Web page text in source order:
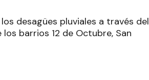
desagües pluviales a través del
barrios 12 de Octubre, San